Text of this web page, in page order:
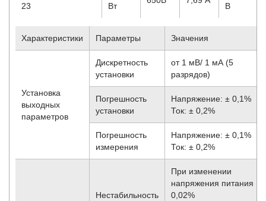
23 Вт В
Характеристики Параметры Значения
Установка
выходных
параметров
Дискретность
установки
от 1 мВ/ 1 мА (5
разрядов)
Погрешность
установки
Напряжение: ± 0,1%
Ток: ± 0,2%
Погрешность
измерения
Напряжение: ± 0,1%
Ток: ± 0,2%
Нестабильность
При изменении
напряжения питания
0,02%